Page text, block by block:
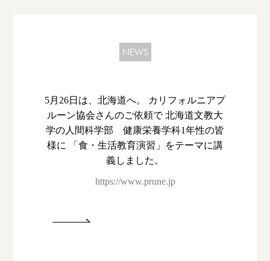
NEWS
5月26日は、北海道へ。 カリフォルニアプ
ルーン協会さんのご依頼で 北海道文教大
学の人間科学部 健康栄養学科1年性の皆
様に 「食・生活教育演習」をテーマに講
義しました。
https://www.prune.jp